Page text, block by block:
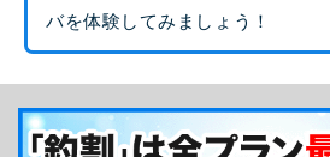
バを体験してみましょう！